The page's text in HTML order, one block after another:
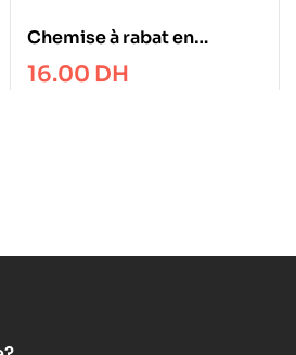
Chemise à rabat en
polypro plastique Ecolo
16.00 DH